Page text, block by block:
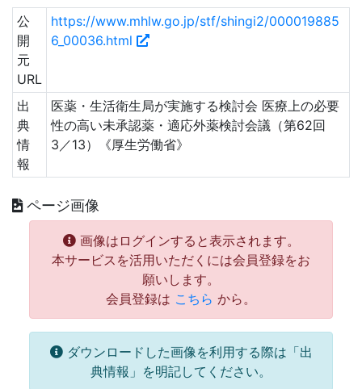
公
開
元
URL
https://www.mhlw.go.jp/stf/shingi2/000019885
6_00036.html
出
典
情
報
医薬・生活衛生局が実施する検討会 医療上の必要
性の高い未承認薬・適応外薬検討会議（第62回
3／13）《厚生労働省》
ページ画像
画像はログインすると表示されます。
本サービスを活用いただくには会員登録をお
願いします。
会員登録は こちら から。
ダウンロードした画像を利用する際は「出
典情報」を明記してください。